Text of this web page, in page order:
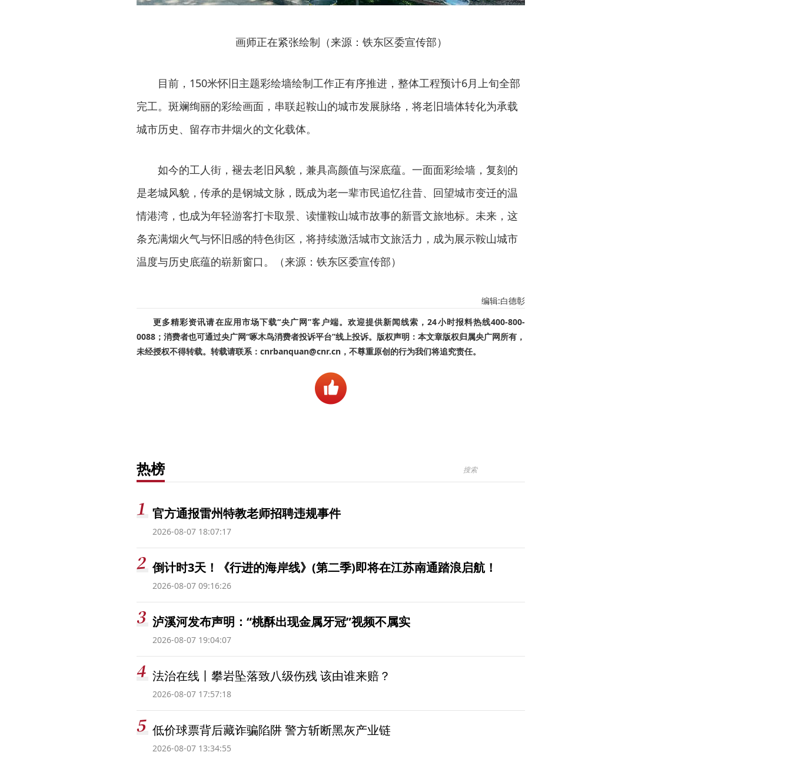
画师正在紧张绘制（来源：铁东区委宣传部）
目前，150米怀旧主题彩绘墙绘制工作正有序推进，整体工程预计6月上旬全部
完工。斑斓绚丽的彩绘画面，串联起鞍山的城市发展脉络，将老旧墙体转化为承载
城市历史、留存市井烟火的文化载体。
如今的工人街，褪去老旧风貌，兼具高颜值与深底蕴。一面面彩绘墙，复刻的
是老城风貌，传承的是钢城文脉，既成为老一辈市民追忆往昔、回望城市变迁的温
情港湾，也成为年轻游客打卡取景、读懂鞍山城市故事的新晋文旅地标。未来，这
条充满烟火气与怀旧感的特色街区，将持续激活城市文旅活力，成为展示鞍山城市
温度与历史底蕴的崭新窗口。（来源：铁东区委宣传部）
编辑:白德彰
更多精彩资讯请在应用市场下载“央广网”客户端。欢迎提供新闻线索，24小时报料热线400-800-
0088；消费者也可通过央广网“啄木鸟消费者投诉平台”线上投诉。版权声明：本文章版权归属央广网所有，
未经授权不得转载。转载请联系：cnrbanquan@cnr.cn，不尊重原创的行为我们将追究责任。
热榜
官方通报雷州特教老师招聘违规事件
2026-08-07 18:07:17
倒计时3天！《行进的海岸线》(第二季)即将在江苏南通踏浪启航！
2026-08-07 09:16:26
泸溪河发布声明：“桃酥出现金属牙冠”视频不属实
2026-08-07 19:04:07
法治在线丨攀岩坠落致八级伤残 该由谁来赔？
2026-08-07 17:57:18
低价球票背后藏诈骗陷阱 警方斩断黑灰产业链
2026-08-07 13:34:55